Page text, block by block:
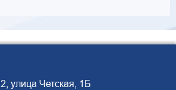
улица Четская, 1Б